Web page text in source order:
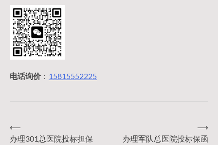
电话询价： 15815552225
文
⟵
办理301总医院投标担保
办理军队总医院投标保函
⟶